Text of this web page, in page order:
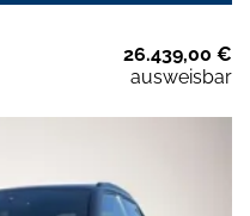
26.439,00 €
ausweisbar